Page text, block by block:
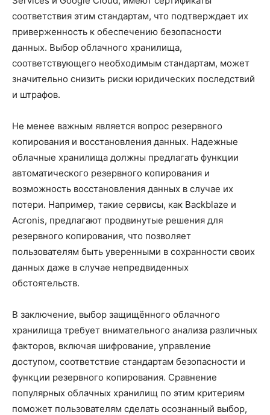
соответствия этим стандартам, что подтверждает их
приверженность к обеспечению безопасности
данных. Выбор облачного хранилища,
соответствующего необходимым стандартам, может
значительно снизить риски юридических последствий
и штрафов.
Не менее важным является вопрос резервного
копирования и восстановления данных. Надежные
облачные хранилища должны предлагать функции
автоматического резервного копирования и
возможность восстановления данных в случае их
потери. Например, такие сервисы, как Backblaze и
Acronis, предлагают продвинутые решения для
резервного копирования, что позволяет
пользователям быть уверенными в сохранности своих
данных даже в случае непредвиденных
обстоятельств.
В заключение, выбор защищённого облачного
хранилища требует внимательного анализа различных
факторов, включая шифрование, управление
доступом, соответствие стандартам безопасности и
функции резервного копирования. Сравнение
популярных облачных хранилищ по этим критериям
поможет пользователям сделать осознанный выбор,